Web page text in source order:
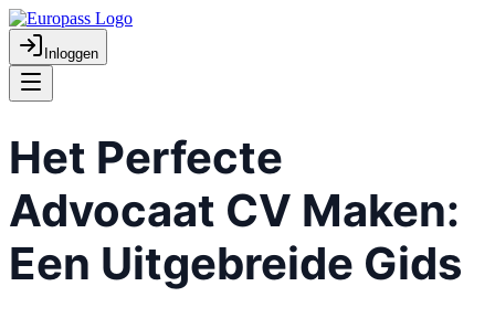
Inloggen
Het Perfecte
Advocaat CV Maken:
Een Uitgebreide Gids